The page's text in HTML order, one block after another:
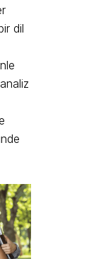
dil